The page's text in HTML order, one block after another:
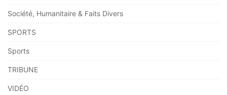
Société, Humanitaire & Faits Divers
SPORTS
Sports
TRIBUNE
VIDÉO